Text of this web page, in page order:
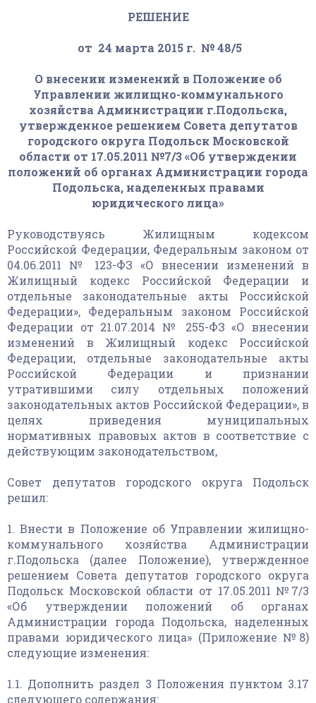
РЕШЕНИЕ
от 24 марта 2015 г. № 48/5
О внесении изменений в Положение об
Управлении жилищно-коммунального
хозяйства Администрации г.Подольска,
утвержденное решением Совета депутатов
городского округа Подольск Московской
области от 17.05.2011 №7/3 «Об утверждении
положений об органах Администрации города
Подольска, наделенных правами
юридического лица»
Руководствуясь Жилищным кодексом
Российской Федерации, Федеральным законом от
04.06.2011 № 123-ФЗ «О внесении изменений в
Жилищный кодекс Российской Федерации и
отдельные законодательные акты Российской
Федерации», Федеральным законом Российской
Федерации от 21.07.2014 № 255-ФЗ «О внесении
изменений в Жилищный кодекс Российской
Федерации, отдельные законодательные акты
Российской Федерации и признании
утратившими силу отдельных положений
законодательных актов Российской Федерации», в
целях приведения муниципальных
нормативных правовых актов в соответствие с
действующим законодательством,
Совет депутатов городского округа Подольск
решил:
1. Внести в Положение об Управлении жилищно-
коммунального хозяйства Администрации
г.Подольска (далее Положение), утвержденное
решением Совета депутатов городского округа
Подольск Московской области от 17.05.2011 №7/3
«Об утверждении положений об органах
Администрации города Подольска, наделенных
правами юридического лица» (Приложение №8)
следующие изменения:
1.1. Дополнить раздел 3 Положения пунктом 3.17
следующего содержания: